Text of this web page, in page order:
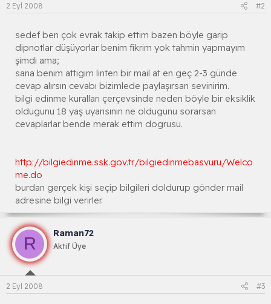
2 Eyl 2008 #2
sedef ben çok evrak takip ettim bazen böyle garip
dipnotlar düşüyorlar benim fikrim yok tahmin yapmayım
şimdi ama;
sana benim attıgım linten bir mail at en geç 2-3 günde
cevap alırsın cevabı bizimlede paylaşırsan sevinirim.
bilgi edinme kuralları çerçevsinde neden böyle bir eksiklik
oldugunu 18 yaş uyarısının ne oldugunu sorarsan
cevaplarlar bende merak ettim dogrusu.
http://bilgiedinme.ssk.gov.tr/bilgiedinmebasvuru/Welco
me.do
burdan gerçek kişi seçip bilgileri doldurup gönder mail
adresine bilgi verirler.
R
Raman72
Aktif Üye
2 Eyl 2008 #3